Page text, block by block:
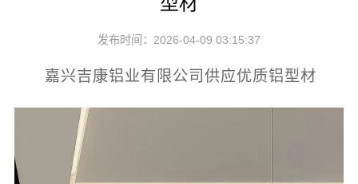
发布时间：2026-04-09 03:15:37
嘉兴吉康铝业有限公司供应优质铝型材